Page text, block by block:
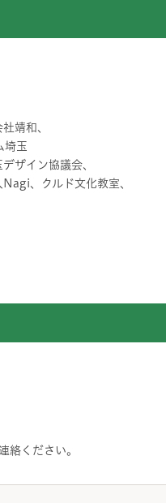
靖和、
玉
ザイン協議会、
、クルド文化教室、
絡ください。